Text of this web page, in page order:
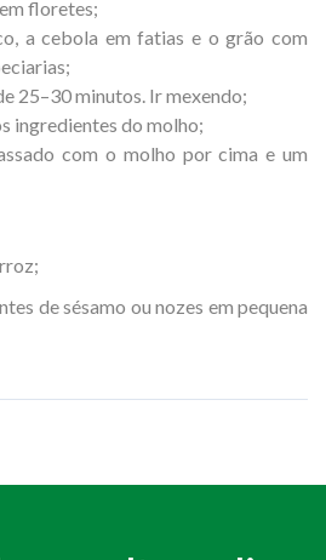
floretes;
a cebola em fatias e o grão com
25–30 minutos. Ir mexendo;
ingredientes do molho;
com o molho por cima e um
de sésamo ou nozes em pequena